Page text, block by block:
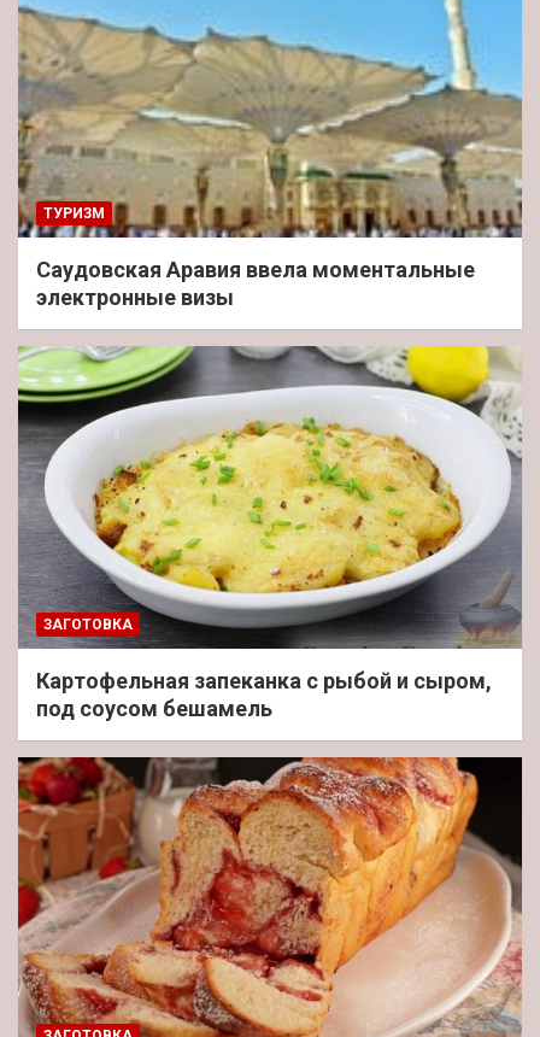
ТУРИЗМ
Саудовская Аравия ввела моментальные
электронные визы
ЗАГОТОВКА
Картофельная запеканка с рыбой и сыром,
под соусом бешамель